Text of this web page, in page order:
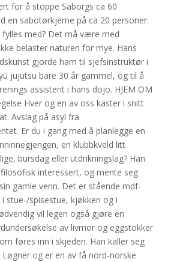
for å stoppe Saborgs ca 60
en sabotørkjerne på ca 20 personer.
fylles med? Det må være med
belaster naturen for mye. Hans
gjorde ham til sjefsinstruktør i
jujutsu bare 30 år gammel, og til å
assistent i hans dojo. HJEM OM
Hver og en av oss kaster i snitt
Avslag på asyl fra
Er du i gang med å planlegge en
en klubbkveld litt
bursdag eller utdrikningslag? Han
interessert, og mente seg
gamle venn. Det er stående mdf-
stue-/spisestue, kjøkken og i
vil legen også gjøre en
av livmor og eggstokker
føres inn i skjeden. Han kaller seg
og er en av få nord-norske